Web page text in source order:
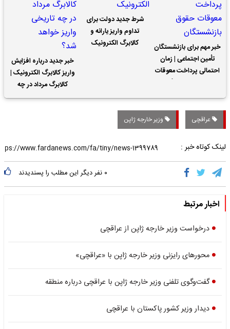
خبر مهم برای بازنشستگان
تأمین اجتماعی | زمان
احتمالی پرداخت معوقات
شرط جدید دولت برای
تداوم واریز یارانه و
کالابرگ الکترونیک
خبر جدید درباره افزایش
واریز کالابرگ الکترونیک |
کالابرگ مرداد در چه
تاریخی واریز خواهد شد؟
عراقچی وزیر خارجه ژاپن
لینک کوتاه خبر :
۰ نفر دیگر این مطلب را پسندیدند
اخبار مرتبط
درخواست وزیر خارجه ژاپن از عراقچی
محورهای رایزنی وزیر خارجه ژاپن با «عراقچی»
گفت‌وگوی تلفنی وزیر خارجه ژاپن با عراقچی درباره منطقه
دیدار وزیر کشور پاکستان با عراقچی